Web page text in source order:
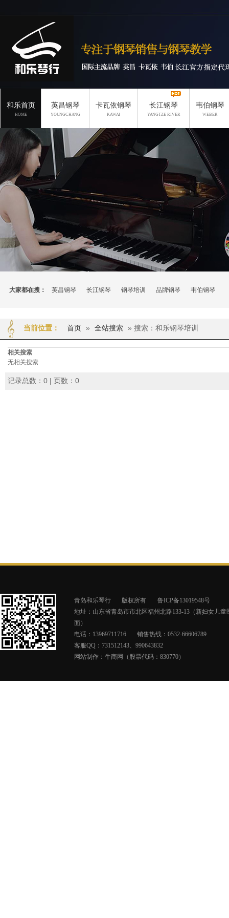
和乐首页
HOME
英昌钢琴
YOUNGCHANG
卡瓦依钢琴
KAWAI
长江钢琴
YANGTZE RIVER
韦伯钢琴
WEBER
大家都在搜： 英昌钢琴 长江钢琴 钢琴培训 品牌钢琴 韦伯钢琴
当前位置： 首页 » 全站搜索 » 搜索：和乐钢琴培训
相关搜索
无相关搜索
记录总数：0 | 页数：0
青岛和乐琴行 版权所有
鲁ICP备13019548号
地址：山东省青岛市市北区福州北路133-13（新妇女儿童
面）
电话：13969711716
销售热线：0532-66606789
客服QQ：731512143、990643832
网站制作： 牛商网（股票代码：830770）